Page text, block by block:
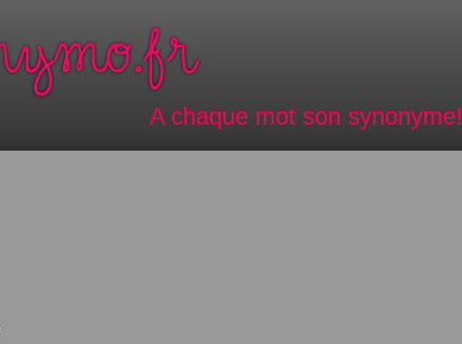
A chaque mot son synonyme!